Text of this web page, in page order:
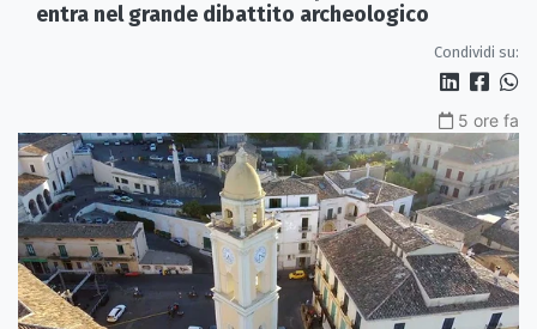
Pier Giovanni Guzzo a Pietrapaola: la Sila Greca
Condividi su:
5 ore fa